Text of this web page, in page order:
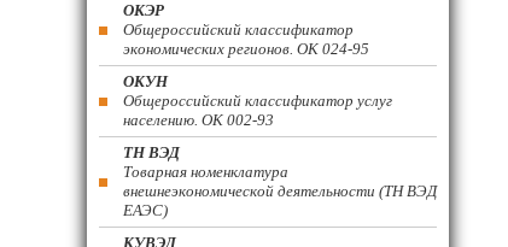
ОКЭР
Общероссийский классификатор
экономических регионов. ОК 024-95
ОКУН
Общероссийский классификатор услуг
населению. ОК 002-93
ТН ВЭД
Товарная номенклатура
внешнеэкономической деятельности (ТН ВЭД
ЕАЭС)
КУВЭД